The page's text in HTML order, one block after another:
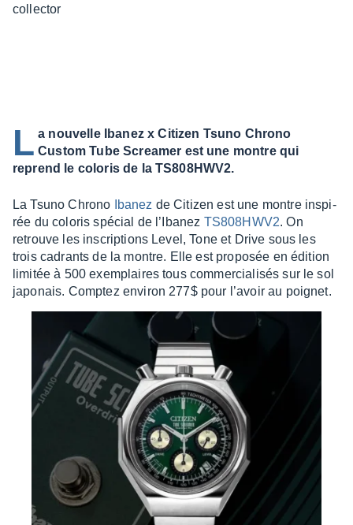
L a nouvelle Ibanez x Citizen Tsuno Chrono
Custom Tube Screamer est une montre qui
reprend le coloris de la TS808HWV2.
La Tsuno Chrono Ibanez de Citi­zen est une montre inspi­
rée du colo­ris spécial de l’Iba­nez TS808HWV2. On
retrouve les inscrip­tions Level, Tone et Drive sous les
trois cadrants de la montre. Elle est propo­sée en édition
limi­tée à 500 exem­plaires tous commer­cia­li­sés sur le sol
japo­nais. Comp­tez envi­ron 277$ pour l’avoir au poignet.